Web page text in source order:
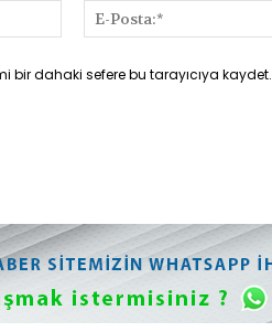
İsim:*
bir dahaki sefere bu tarayıcıya kaydet.